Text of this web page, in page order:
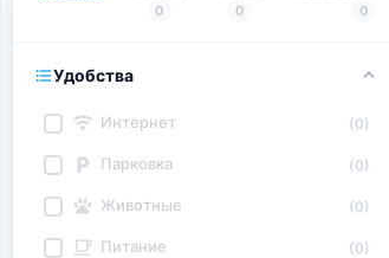
0
0
0
Удобства
Интернет (0)
Парковка (0)
Животные (0)
Питание (0)